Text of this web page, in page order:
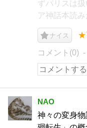
ずパリスは
ア神話本読み
ナイス
コメント(0)
NAO
神々の変身